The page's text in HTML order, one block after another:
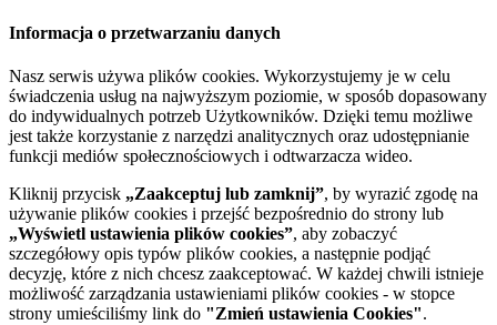
Informacja o przetwarzaniu danych
Nasz serwis używa plików cookies. Wykorzystujemy je w celu
świadczenia usług na najwyższym poziomie, w sposób dopasowany
do indywidualnych potrzeb Użytkowników. Dzięki temu możliwe
jest także korzystanie z narzędzi analitycznych oraz udostępnianie
funkcji mediów społecznościowych i odtwarzacza wideo.
Kliknij przycisk „Zaakceptuj lub zamknij”, by wyrazić zgodę na
używanie plików cookies i przejść bezpośrednio do strony lub
„Wyświetl ustawienia plików cookies”, aby zobaczyć
szczegółowy opis typów plików cookies, a następnie podjąć
decyzję, które z nich chcesz zaakceptować. W każdej chwili istnieje
możliwość zarządzania ustawieniami plików cookies - w stopce
strony umieściliśmy link do "Zmień ustawienia Cookies".